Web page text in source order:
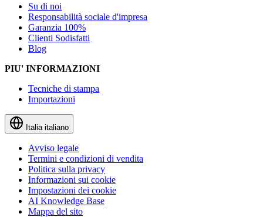
Su di noi
Responsabilità sociale d'impresa
Garanzia 100%
Clienti Sodisfatti
Blog
PIU' INFORMAZIONI
Tecniche di stampa
Importazioni
Italia italiano
Avviso legale
Termini e condizioni di vendita
Politica sulla privacy
Informazioni sui cookie
Impostazioni dei cookie
AI Knowledge Base
Mappa del sito